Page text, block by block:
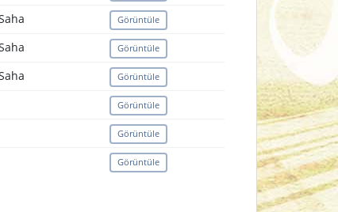
Görüntüle
Görüntüle
Görüntüle
Görüntüle
Görüntüle
Görüntüle